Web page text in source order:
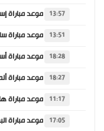
13:57
13:51
18:28
18:27
11:17
17:05